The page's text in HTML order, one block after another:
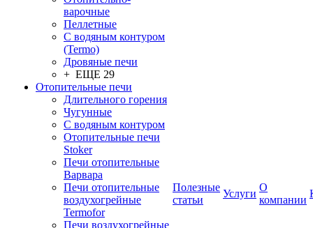
варочные
Пеллетные
С водяным контуром
(Termo)
Дровяные печи
+ ЕЩЕ 29
Отопительные печи
Длительного горения
Чугунные
C водяным контуром
Отопительные печи
Stoker
Печи отопительные
Варвара
Печи отопительные
воздухогрейные
Termofor
Печи воздухогрейные
Полезные
статьи
Услуги
О
компании